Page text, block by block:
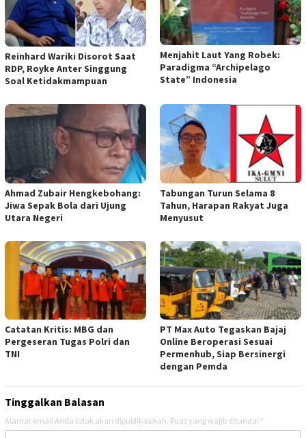
Reinhard Wariki Disorot Saat
RDP, Royke Anter Singgung
Soal Ketidakmampuan
Menjahit Laut Yang Robek:
Paradigma “Archipelago
State” Indonesia
Ahmad Zubair Hengkebohang:
Jiwa Sepak Bola dari Ujung
Utara Negeri
Tabungan Turun Selama 8
Tahun, Harapan Rakyat Juga
Menyusut
Catatan Kritis: MBG dan
Pergeseran Tugas Polri dan
TNI
PT Max Auto Tegaskan Bajaj
Online Beroperasi Sesuai
Permenhub, Siap Bersinergi
dengan Pemda
Tinggalkan Balasan
Alamat email Anda tidak akan dipublikasikan. Ruas yang wajib ditandai *